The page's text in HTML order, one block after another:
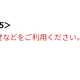
＞
どをご利用ください。